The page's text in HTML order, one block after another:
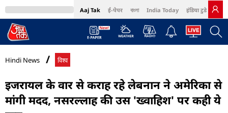
Aaj Tak ई-पेपर বাংলা India Today इंडिया टुडे हिंदी
MumbaiTak Cosmopolitan Harper's Bazaar Northeast
Hindi News विश्व
इजरायल के वार से कराह रहे लेबनान ने अमेरिका से
मांगी मदद, नसरल्लाह की उस 'ख्वाहिश' पर कही ये